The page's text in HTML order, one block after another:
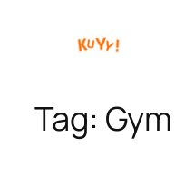
Tag: Gym